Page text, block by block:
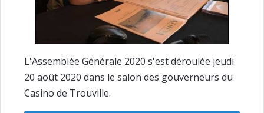
L'Assemblée Générale 2020 s'est déroulée jeudi
20 août 2020 dans le salon des gouverneurs du
Casino de Trouville.